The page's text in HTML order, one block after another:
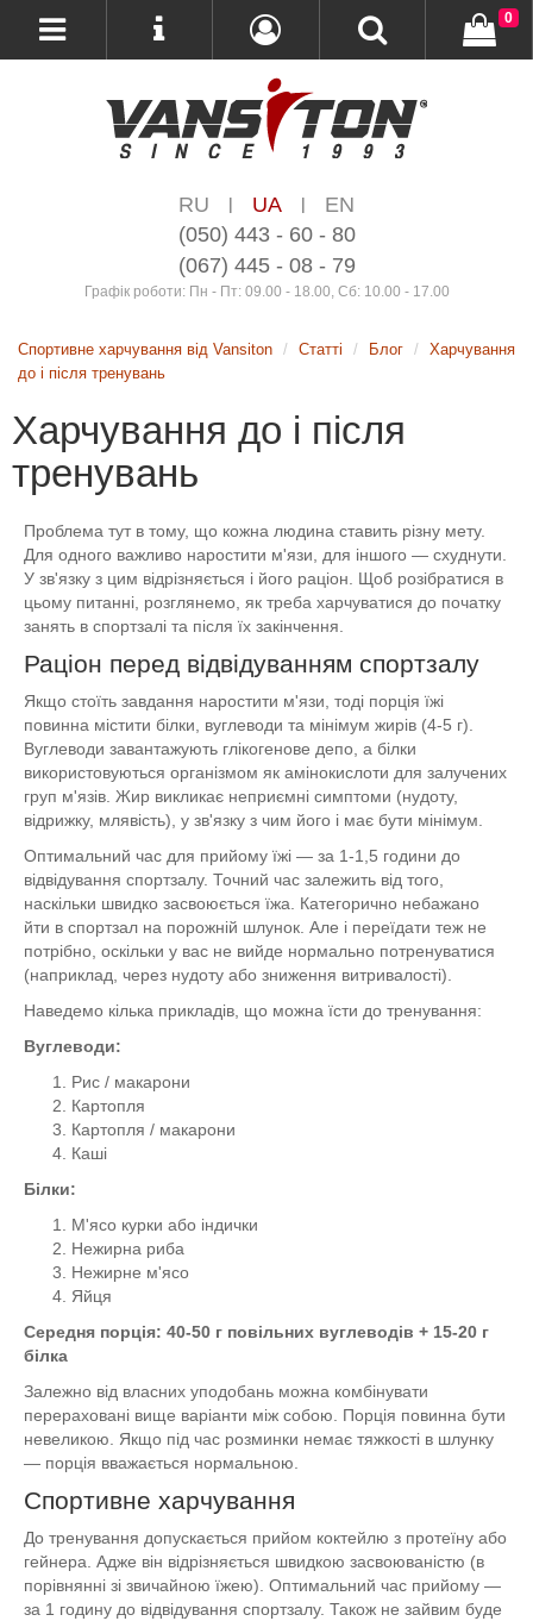
RU | UA |
EN
(050) 443 - 60 - 80
(067) 445 - 08 - 79
Графік роботи: Пн - Пт: 09.00 - 18.00, Сб: 10.00 - 17.00
0
Спортивне харчування від Vansiton Статті Блог
Харчування
до і після тренувань
Харчування до і після
тренувань
Проблема тут в тому, що кожна людина ставить різну мету.
Для одного важливо наростити м'язи, для іншого — схуднути.
У зв'язку з цим відрізняється і його раціон. Щоб розібратися в
цьому питанні, розглянемо, як треба харчуватися до початку
занять в спортзалі та після їх закінчення.
Раціон перед відвідуванням спортзалу
Якщо стоїть завдання наростити м'язи, тоді порція їжі
повинна містити білки, вуглеводи та мінімум жирів (4-5 г).
Вуглеводи завантажують глікогенове депо, а білки
використовуються організмом як амінокислоти для залучених
груп м'язів. Жир викликає неприємні симптоми (нудоту,
відрижку, млявість), у зв'язку з чим його і має бути мінімум.
Оптимальний час для прийому їжі — за 1-1,5 години до
відвідування спортзалу. Точний час залежить від того,
наскільки швидко засвоюється їжа. Категорично небажано
йти в спортзал на порожній шлунок. Але і переїдати теж не
потрібно, оскільки у вас не вийде нормально потренуватися
(наприклад, через нудоту або зниження витривалості).
Наведемо кілька прикладів, що можна їсти до тренування:
Вуглеводи:
Рис / макарони
Картопля
Картопля / макарони
Каші
Білки:
М'ясо курки або індички
Нежирна риба
Нежирне м'ясо
Яйця
Середня порція: 40-50 г повільних вуглеводів + 15-20 г
білка
Залежно від власних уподобань можна комбінувати
перераховані вище варіанти між собою. Порція повинна бути
невеликою. Якщо під час розминки немає тяжкості в шлунку
— порція вважається нормальною.
Спортивне харчування
До тренування допускається прийом коктейлю з протеїну або
гейнера. Адже він відрізняється швидкою засвоюваністю (в
порівнянні зі звичайною їжею). Оптимальний час прийому —
за 1 годину до відвідування спортзалу. Також не зайвим буде